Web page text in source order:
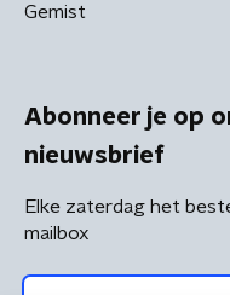
Gemist
Abonneer je op
nieuwsbrief
Elke zaterdag het
mailbox